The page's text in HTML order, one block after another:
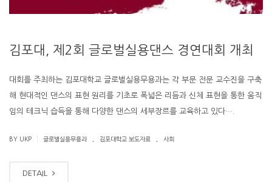
김포대, 제2회 글로벌실용댄스 경연대회 개최
대회를 주최하는 김포대학교 글로벌실용무용과는 각 부문 전문 교수진을 구축
해 현대적인 댄스의 표현 원리를 기초로 폭넓은 리듬과 신체 표현을 통한 움직
임의 테크닉 습득을 통해 다양한 댄스의 세부장르를 교육하고 있다….
BY UKP 글로벌실용무용과 김포대학교 보도자료 사회
DETAIL